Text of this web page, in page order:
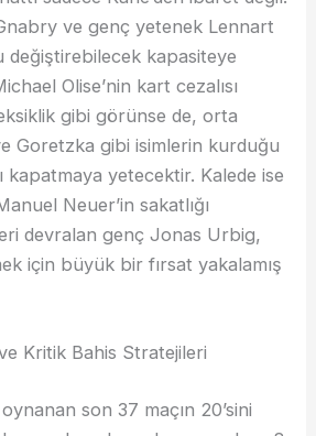
ve genç yetenek Lennart
değiştirebilecek kapasiteye
Olise’nin kart cezalısı
gibi görünse de, orta
Goretzka gibi isimlerin kurduğu
kapatmaya yetecektir. Kalede ise
Neuer’in sakatlığı
devralan genç Jonas Urbig,
için büyük bir fırsat yakalamış
Kritik Bahis Stratejileri
son 37 maçın 20’sini